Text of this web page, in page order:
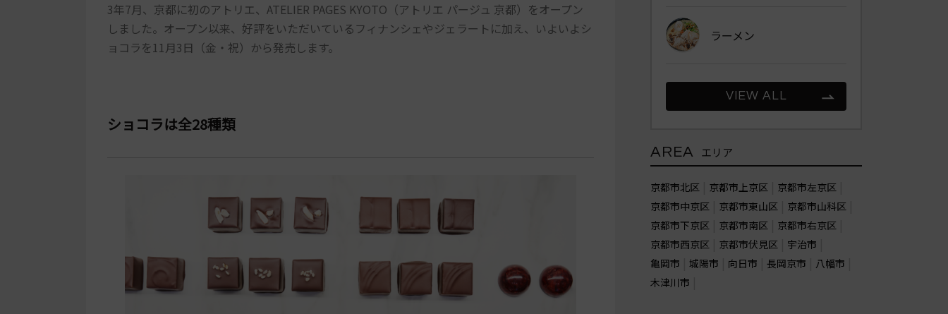
3年7月、京都に初のアトリエ、ATELIER PAGES KYOTO（アトリエ パージュ 京都）をオープン
しました。オープン以来、好評をいただいているフィナンシェやジェラートに加え、いよいよシ
ョコラを11月3日（金・祝）から発売します。
ショコラは全28種類
ラーメン
VIEW ALL
AREA エリア
京都市北区 京都市上京区
京都市左京区
京都市中京区
京都市東山区
京都市山科区
京都市下京区
京都市南区
京都市右京区
京都市西京区
京都市伏見区
宇治市
亀岡市
城陽市 向日市 長岡京市
八幡市
木津川市